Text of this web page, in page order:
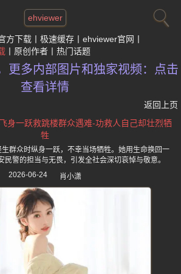
ehviewer
方下载 极速缓存
ehviewer官网
原创作者 热门话题
更多内部图片和独家视频：点击
查看详情
返回上页
身一跃救跳楼群众遇难-功救人自己却壮烈牺
牲
群众时纵身一跃，不幸当场牺牲。她用生命换回一
民警的担当与无畏，引发全社会深切哀悼与敬意。
2026-06-24
肖小潇